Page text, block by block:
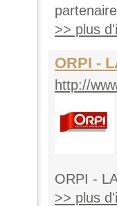
>> plus
ORPI -
http://
ORPI -
>> plus